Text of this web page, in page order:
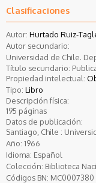
Clasificaciones
Autor: Hurtado Ruiz-
Autor secundario:
Universidad de Chile.
Título secundario:
Propiedad intelectual:
Tipo: Libro
Descripción física:
195 páginas
Datos de publicación:
Santiago, Chile :
Año: 1966
Idioma: Español
Colección: Biblioteca
Códigos BN: MC0007380